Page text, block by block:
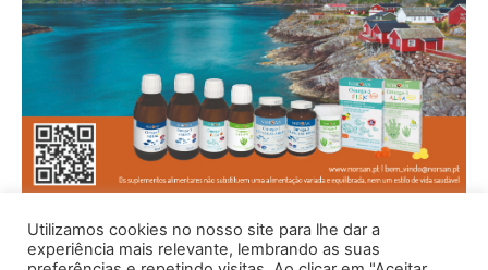
Utilizamos cookies no nosso site para lhe dar a
experiência mais relevante, lembrando as suas